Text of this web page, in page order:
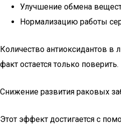
Улучшение обмена
Нормализацию работы
Количество антиоксидантов в
факт остается только поверить.
Снижение развития раковых
Этот эффект достигается с